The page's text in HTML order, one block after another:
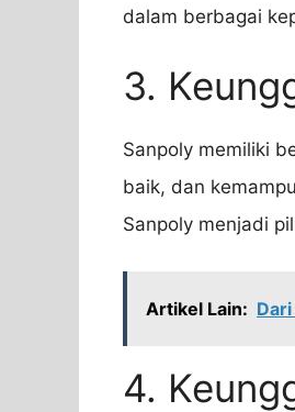
dalam berbagai
3.
Sanpoly memiliki
baik, dan
Sanpoly menjadi
Artikel Lain:
4.